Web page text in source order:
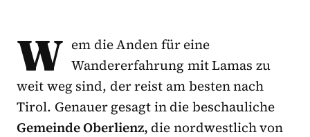
W em die Anden für eine
Wandererfahrung mit Lamas zu
weit weg sind, der reist am besten nach
Tirol. Genauer gesagt in die beschauliche
Gemeinde Oberlienz, die nordwestlich von